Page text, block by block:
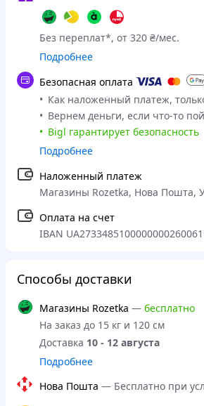
Без переплат*, от 320 ₴/мес.
Подробнее
Безопасная оплата
Как наложенный платеж,
Вернем деньги, если что-то
Bigl гарантирует безопасность
Подробнее
Наложенный платеж
Магазины Rozetka, Нова Пошта,
Оплата на счет
IBAN
Способы доставки
Магазины Rozetka — бесплатно
На заказ до 15 кг и 120 см
Доставка 10 - 12 августа
Подробнее
Нова Пошта — Бесплатно при